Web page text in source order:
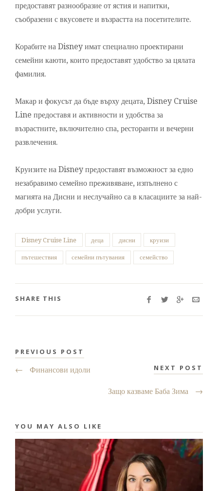
предоставят разнообразие от ястия и напитки,
съобразени с вкусовете и възрастта на посетителите.
Корабите на Disney имат специално проектирани
семейни каюти, които предоставят удобство за цялата
фамилия.
Макар и фокусът да бъде върху децата, Disney Cruise
Line предоставя и активности и удобства за
възрастните, включително спа, ресторанти и вечерни
развлечения.
Круизите на Disney предоставят възможност за едно
незабравимо семейно преживяване, изпълнено с
магията на Дисни и неслучайно са в класациите за най-
добри услуги.
Disney Cruise Line деца дисни круизи
пътешествия семейни пътувания семейство
SHARE THIS
PREVIOUS POST
← Финансови идоли NEXT POST
Защо казваме Баба Зима →
YOU MAY ALSO LIKE